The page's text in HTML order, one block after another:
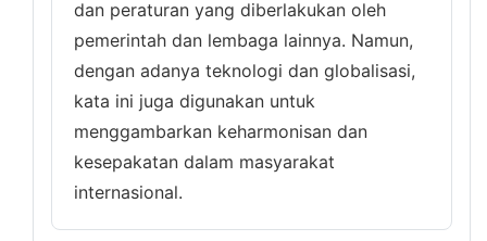
dan peraturan yang diberlakukan oleh
pemerintah dan lembaga lainnya. Namun,
dengan adanya teknologi dan globalisasi,
kata ini juga digunakan untuk
menggambarkan keharmonisan dan
kesepakatan dalam masyarakat
internasional.